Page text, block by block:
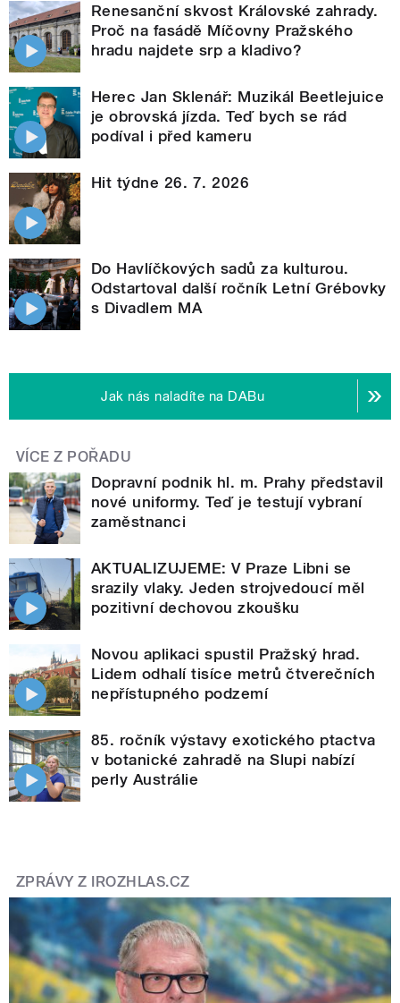
Renesanční skvost Královské zahrady.
Proč na fasádě Míčovny Pražského
hradu najdete srp a kladivo?
Herec Jan Sklenář: Muzikál Beetlejuice
je obrovská jízda. Teď bych se rád
podíval i před kameru
Hit týdne 26. 7. 2026
Do Havlíčkových sadů za kulturou.
Odstartoval další ročník Letní Grébovky
s Divadlem MA
Jak nás naladíte na DABu
VÍCE Z POŘADU
Dopravní podnik hl. m. Prahy představil
nové uniformy. Teď je testují vybraní
zaměstnanci
AKTUALIZUJEME: V Praze Libni se
srazily vlaky. Jeden strojvedoucí měl
pozitivní dechovou zkoušku
Novou aplikaci spustil Pražský hrad.
Lidem odhalí tisíce metrů čtverečních
nepřístupného podzemí
85. ročník výstavy exotického ptactva
v botanické zahradě na Slupi nabízí
perly Austrálie
ZPRÁVY Z IROZHLAS.CZ